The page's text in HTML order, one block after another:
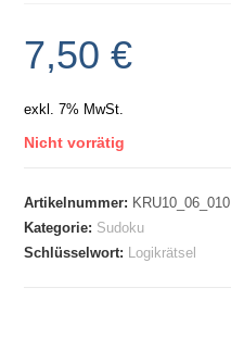
7,50€
exkl. 7% MwSt.
Nicht vorrätig
Artikelnummer: KRU10_06_010
Kategorie: Sudoku
Schlüsselwort: Logikrätsel